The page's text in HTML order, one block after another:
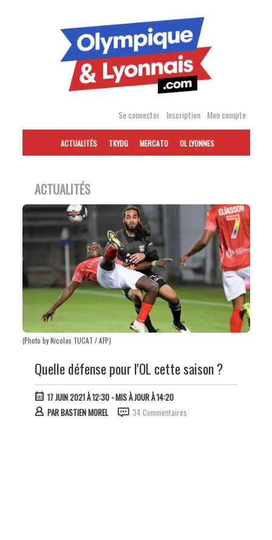
Se connecter Inscription Mon compte
ACTUALITÉS TKYDG MERCATO OL LYONNES
ACTUALITÉS
(Photo by Nicolas TUCAT / AFP)
Quelle défense pour l'OL cette saison ?
17 JUIN 2021 À 12:30- MIS À JOUR À 14:20
PARBASTIEN MOREL 34 Commentaires